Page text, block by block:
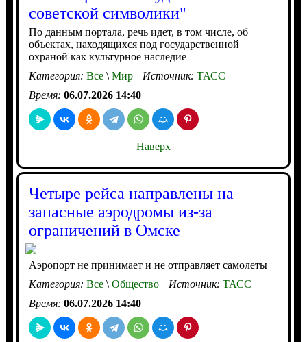
советской символики"
По данным портала, речь идет, в том числе, об
объектах, находящихся под государственной
охраной как культурное наследие
Категория: Все\Мир Источник: ТАСС
Время: 06.07.2026 14:40
Наверх
Четыре рейса направлены на
запасные аэродромы из-за
ограничений в Омске
Аэропорт не принимает и не отправляет самолеты
Категория: Все\Общество Источник: ТАСС
Время: 06.07.2026 14:40